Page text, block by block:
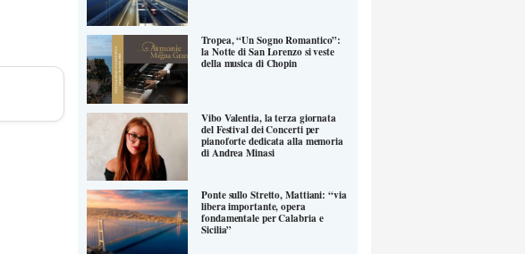
Tropea, “Un Sogno Romantico”:
la Notte di San Lorenzo si veste
della musica di Chopin
Vibo Valentia, la terza giornata
del Festival dei Concerti per
pianoforte dedicata alla memoria
di Andrea Minasi
Ponte sullo Stretto, Mattiani: “via
libera importante, opera
fondamentale per Calabria e
Sicilia”